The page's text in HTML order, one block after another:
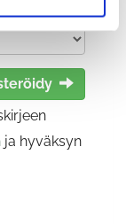
ja hyväksyn